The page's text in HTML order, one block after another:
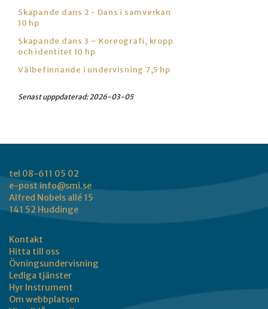
Skapande dans 2 - Dans i samverkan
10 hp
Skapande dans 3 – Koreografi, kropp
och identitet 10 hp
Välbefinnande i undervisning 7,5 hp
Senast upppdaterad:2026-03-05
tel 08-611 05 02
e-postinfo@smi.se
Alfred Nobels allé 15
141 52 Huddinge
Kontakt
Hitta till oss
Övningsundervisning
Lediga tjänster
Hyr Instrument
Om webbplatsen